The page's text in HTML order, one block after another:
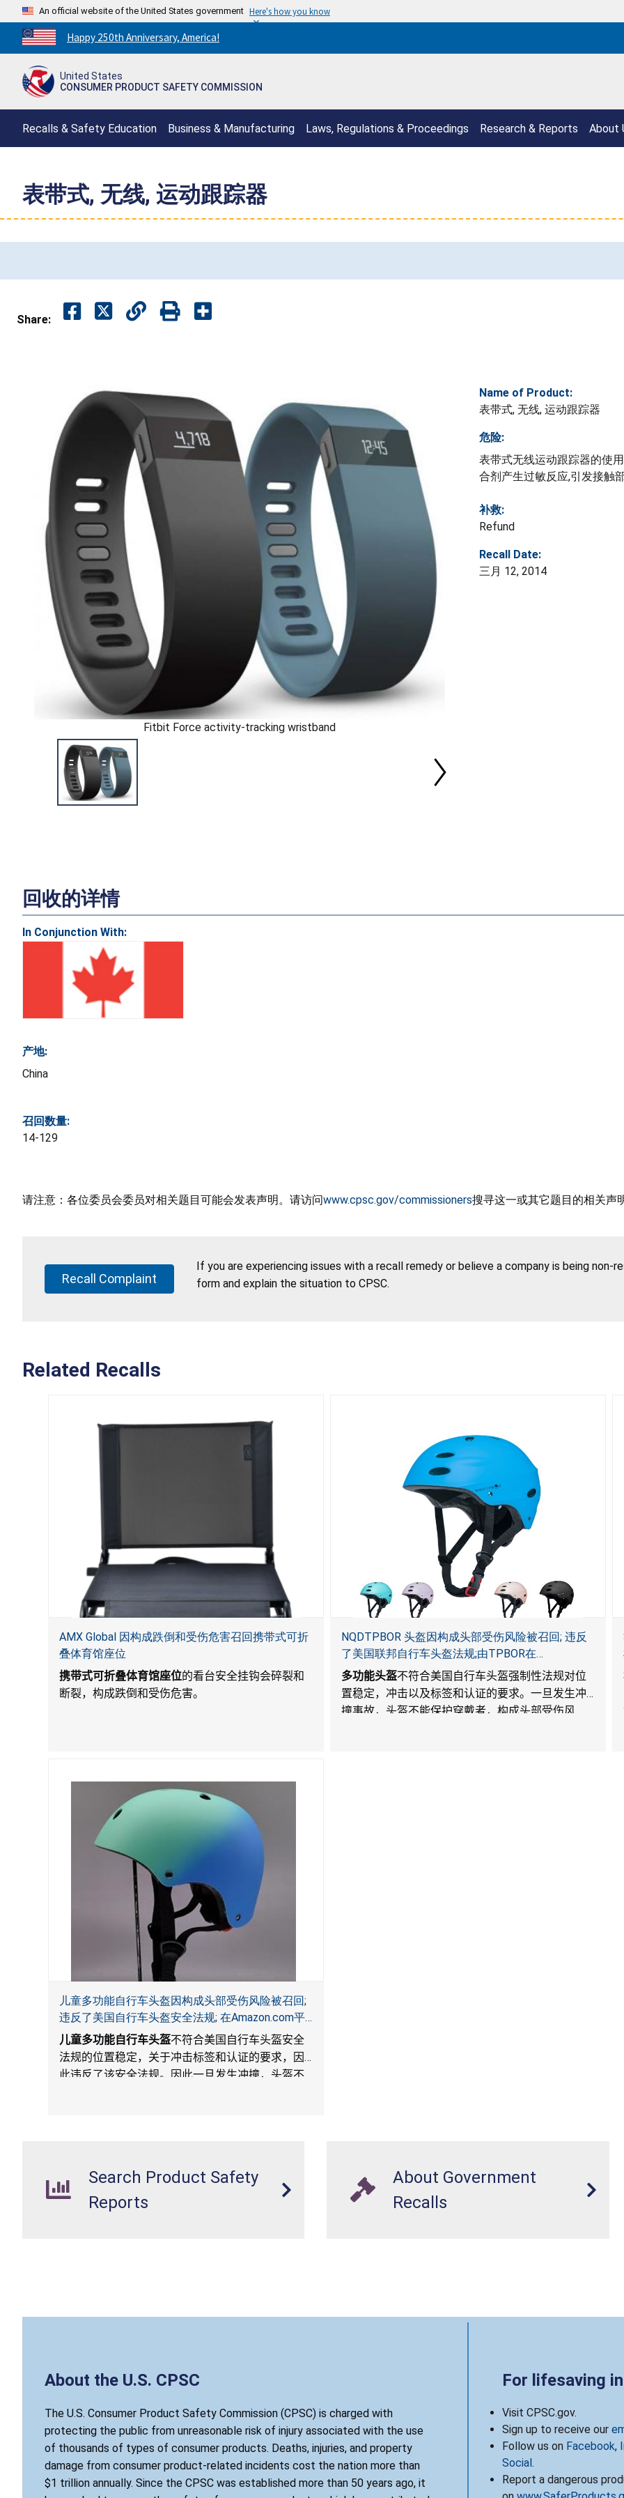
An official website of the United States government Here's how you know
Countdown
to
250th
Happy 250th Anniversary, America!
United States
CONSUMER PRODUCT SAFETY COMMISSION
Recalls & Safety Education Business & Manufacturing Laws, Regulations & Proceedings Research & Reports About
表带式, 无线, 运动跟踪器
Share:
Fitbit Force activity-tracking wristband
Name of Product:
表带式, 无线, 运动跟踪器
危险:
表带式无线运动跟踪器的使
合剂产生过敏反应,引发接触
补救:
Refund
Recall Date:
三月 12, 2014
回收的详情
In Conjunction With:
产地:
China
召回数量:
14-129
请注意：各位委员会委员对相关题目可能会发表声明。请访问www.cpsc.gov/commissioners搜寻这一或其它题目的相关声
Recall Complaint
If you are experiencing issues with a recall remedy or believe a company is being non-
form and explain the situation to CPSC.
Related Recalls
AMX Global 因构成跌倒和受伤危害召回携带式可折
叠体育馆座位
携带式可折叠体育馆座位的看台安全挂钩会碎裂和
断裂，构成跌倒和受伤危害。
NQDTPBOR 头盔因构成头部受伤风险被召回; 违反
了美国联邦自行车头盔法规;由TPBOR在
Amazon.com独家销售
多功能头盔不符合美国自行车头盔强制性法规对位
置稳定，冲击以及标签和认证的要求。一旦发生冲
撞事故，头盔不能保护穿戴者，构成头部受伤风
儿童多功能自行车头盔因构成头部受伤风险被召回;
违反了美国自行车头盔安全法规; 在Amazon.com平
台独家销售; 由Wemfg进口
儿童多功能自行车头盔不符合美国自行车头盔安全
法规的位置稳定，关于冲击标签和认证的要求，因
此违反了该安全法规。因此一旦发生冲撞，头盔不
Search Product Safety
Reports
About Government
Recalls
About the U.S. CPSC
The U.S. Consumer Product Safety Commission (CPSC) is charged with
protecting the public from unreasonable risk of injury associated with the use
of thousands of types of consumer products. Deaths, injuries, and property
damage from consumer product-related incidents cost the nation more than
$1 trillion annually. Since the CPSC was established more than 50 years ago, it
For lifesaving
Visit CPSC.gov.
Sign up to receive our
Follow us on Facebook,
Social.
Report a dangerous